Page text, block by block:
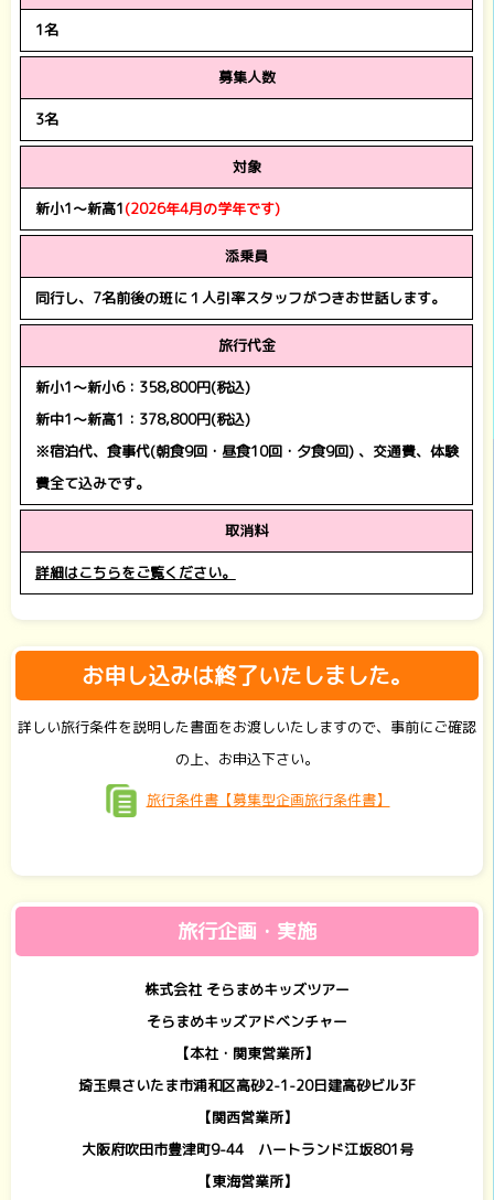
1名
募集人数
3名
対象
新小1～新高1(2026年4月の学年です)
添乗員
同行し、7名前後の班に１人引率スタッフがつきお世話します。
旅行代金
新小1～新小6：358,800円(税込)
新中1～新高1：378,800円(税込)
※宿泊代、食事代(朝食9回・昼食10回・夕食9回) 、交通費、体験
費全て込みです。
取消料
詳細はこちらをご覧ください。
お申し込みは終了いたしました。
詳しい旅行条件を説明した書面をお渡しいたしますので、事前にご確認
の上、お申込下さい。
旅行条件書【募集型企画旅行条件書】
旅行企画・実施
株式会社 そらまめキッズツアー
そらまめキッズアドベンチャー
【本社・関東営業所】
埼玉県さいたま市浦和区高砂2-1-20日建高砂ビル3F
【関西営業所】
大阪府吹田市豊津町9-44 ハートランド江坂801号
【東海営業所】